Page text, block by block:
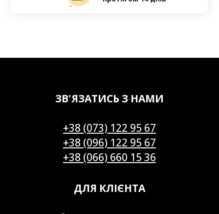
ЗВ'ЯЗАТИСЬ З НАМИ
+38 (073) 122 95 67
+38 (096) 122 95 67
+38 (066) 660 15 36
ДЛЯ КЛІЄНТА